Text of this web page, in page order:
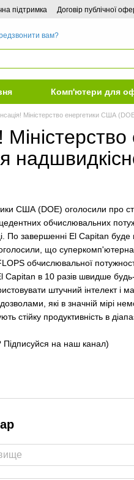
підтримка Договір публічної
вам?
Комп'ютери для
Міністерство енергетики США
США (DOE) оголосили про
обчислювальних
По завершенні El Capitan
оголосили, що
обчислювальної
Capitan в 10 разів швидше
штучний інтелект
які в значній мірі
стійку продуктивність в
на наш канал)